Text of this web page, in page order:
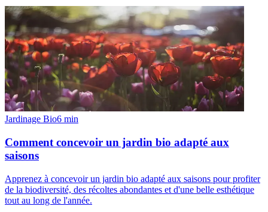
Jardinage Bio6 min
Comment concevoir un jardin bio adapté aux
saisons
Apprenez à concevoir un jardin bio adapté aux saisons pour profiter
de la biodiversité, des récoltes abondantes et d'une belle esthétique
tout au long de l'année.